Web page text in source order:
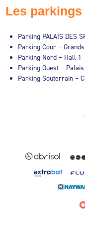
Les
Parking PALAIS DES
Parking Cour –
Parking Nord – Hall 1
Parking Ouest –
Parking Souterrain –